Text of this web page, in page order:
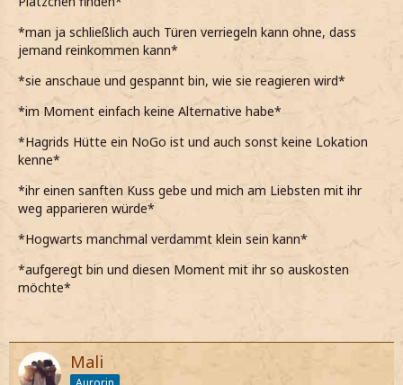
*man ja schließlich auch Türen verriegeln kann ohne, dass
jemand reinkommen kann*
*sie anschaue und gespannt bin, wie sie reagieren wird*
*im Moment einfach keine Alternative habe*
*Hagrids Hütte ein NoGo ist und auch sonst keine Lokation
kenne*
*ihr einen sanften Kuss gebe und mich am Liebsten mit ihr
weg apparieren würde*
*Hogwarts manchmal verdammt klein sein kann*
*aufgeregt bin und diesen Moment mit ihr so auskosten
möchte*
Mali